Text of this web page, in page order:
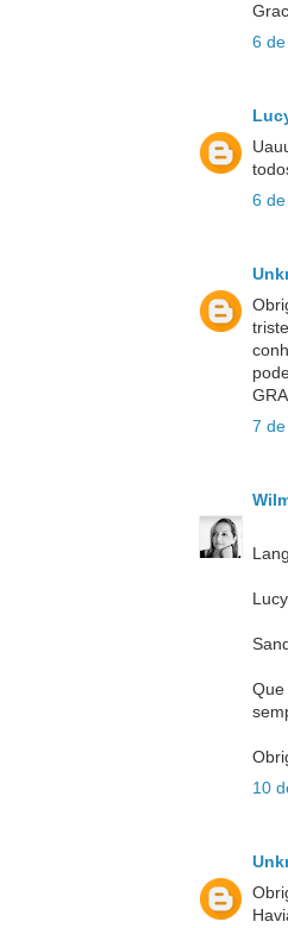
6
6
7
Que
10